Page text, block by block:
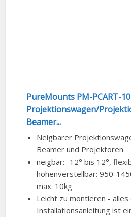
PureMounts PM-PCART-
Projektionswagen/
Beamer...
Neigbarer
Beamer und Projektoren
neigbar: -12° bis 12°,
höhenverstellbar: 950-
max. 10kg
Leicht zu montieren - alles
Installationsanleitung ist